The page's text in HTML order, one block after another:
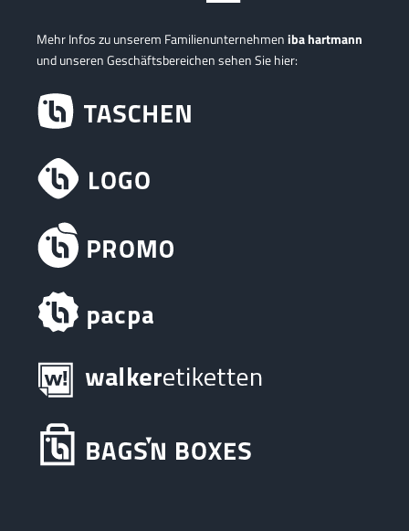
Mehr Infos zu unserem Familienunternehmeniba hartmann
und unseren Geschäftsbereichen sehen Sie hier: